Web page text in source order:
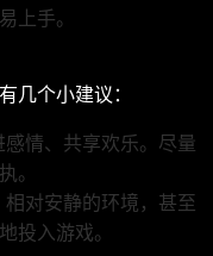
上手。
几个小建议：
情、共享欢乐。尽量
。
对安静的环境，甚至
投入游戏。